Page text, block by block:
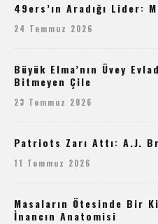
49ers’ın Aradığı Lider:
24 Temmuz 2026
Büyük Elma’nın Üvey
Bitmeyen Çile
23 Temmuz 2026
Patriots Zarı Attı: A.J.
11 Temmuz 2026
Masaların Ötesinde Bir
İnancın Anatomisi